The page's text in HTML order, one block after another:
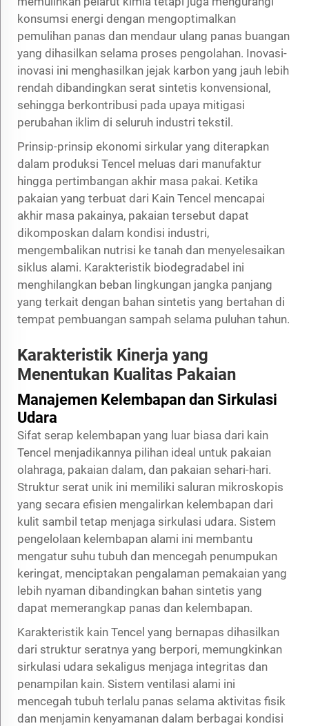
konsumsi energi dengan mengoptimalkan
pemulihan panas dan mendaur ulang panas buangan
yang dihasilkan selama proses pengolahan. Inovasi-
inovasi ini menghasilkan jejak karbon yang jauh lebih
rendah dibandingkan serat sintetis konvensional,
sehingga berkontribusi pada upaya mitigasi
perubahan iklim di seluruh industri tekstil.
Prinsip-prinsip ekonomi sirkular yang diterapkan
dalam produksi Tencel meluas dari manufaktur
hingga pertimbangan akhir masa pakai. Ketika
pakaian yang terbuat dari Kain Tencel mencapai
akhir masa pakainya, pakaian tersebut dapat
dikomposkan dalam kondisi industri,
mengembalikan nutrisi ke tanah dan menyelesaikan
siklus alami. Karakteristik biodegradabel ini
menghilangkan beban lingkungan jangka panjang
yang terkait dengan bahan sintetis yang bertahan di
tempat pembuangan sampah selama puluhan tahun.
Karakteristik Kinerja yang
Menentukan Kualitas Pakaian
Manajemen Kelembapan dan Sirkulasi
Udara
Sifat serap kelembapan yang luar biasa dari kain
Tencel menjadikannya pilihan ideal untuk pakaian
olahraga, pakaian dalam, dan pakaian sehari-hari.
Struktur serat unik ini memiliki saluran mikroskopis
yang secara efisien mengalirkan kelembapan dari
kulit sambil tetap menjaga sirkulasi udara. Sistem
pengelolaan kelembapan alami ini membantu
mengatur suhu tubuh dan mencegah penumpukan
keringat, menciptakan pengalaman pemakaian yang
lebih nyaman dibandingkan bahan sintetis yang
dapat memerangkap panas dan kelembapan.
Karakteristik kain Tencel yang bernapas dihasilkan
dari struktur seratnya yang berpori, memungkinkan
sirkulasi udara sekaligus menjaga integritas dan
penampilan kain. Sistem ventilasi alami ini
mencegah tubuh terlalu panas selama aktivitas fisik
dan menjamin kenyamanan dalam berbagai kondisi